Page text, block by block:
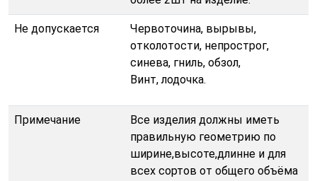
Не допускается
Червоточина, вырывы,
отколотости, непрострог,
синева, гниль, обзол,
Винт, лодочка.
Примечание
Все изделия должны иметь
правильную геометрию по
ширине,высоте,длинне и для
всех сортов от общего объёма